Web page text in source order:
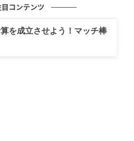
目コンテンツ
を成立させよう！マッチ棒